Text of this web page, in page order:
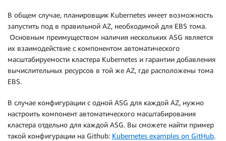
        - name: data
          mountPath: /var/lib/mysql
          subPath: mysql
  volumeClaimTemplates:
  - metadata:
      name: data
    spec:
      accessModes:
      resources:
        requests:
          storage: 10Gi
В общем случае, планировщик Kubernetes имеет возможность
запустить под в правильной AZ, необходимой для EBS тома.
Основным преимуществом наличия нескольких ASG является
их взаимодействие с компонентом автоматического
масштабируемости кластера Kubernetes и гарантии добавления
вычислительных ресурсов в той же AZ, где расположены тома
EBS.
В случае конфигурации с одной ASG для каждой AZ, нужно
настроить компонент автоматического масштабирования
кластера отдельно для каждой ASG. Вы сможете найти пример
такой конфигурации на Github: Kubernetes examples on GitHub.